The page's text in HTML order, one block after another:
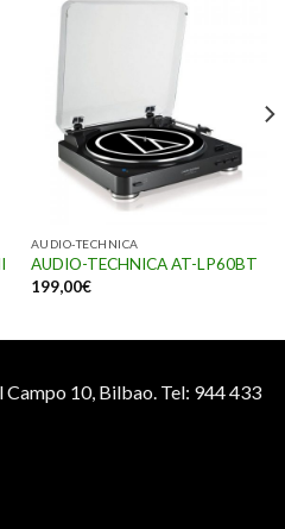
AUDIO-TECHNICA
AUDIO-TECHNICA AT-LP60BT
199,00€
Campo 10, Bilbao. Tel: 944 433